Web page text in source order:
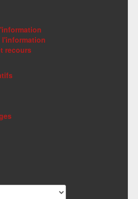
l'information
recours